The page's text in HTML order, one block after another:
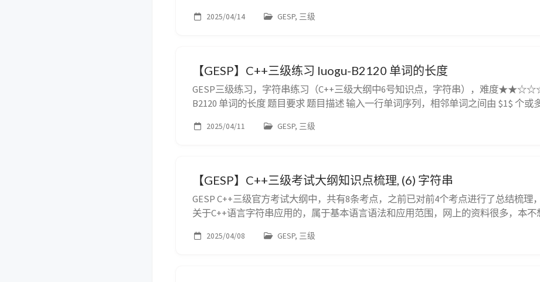
句号都是单词间的间隔。 输出第 $1$ 个最长的单词和第 $1$ 个最...
2025/04/14 GESP, 三级
【GESP】C++三级练习 luogu-B2120 单词的长度
GESP三级练习，字符串练习（C++三级大纲中6号知识点，字符串），难度
B2120 单词的长度 题目要求 题目描述 输入一行单词序列，相邻单词之间由 $1$ 个或
与之相连的词的一部分。没有被空格间开的符号串，都算作单词。 输入格式 一行...
2025/04/11 GESP, 三级
【GESP】C++三级考试大纲知识点梳理, (6) 字符串
GESP C++三级官方考试大纲中，共有8条考点，之前已对前4个考点进行了总结梳理
关于C++语言字符串应用的，属于基本语言语法和应用范围，网上的资料很多，本不
部分内容单独整理出来，供孩子参考。 （6）掌握字符串及其函数的使用包括但不限
2025/04/08 GESP, 三级